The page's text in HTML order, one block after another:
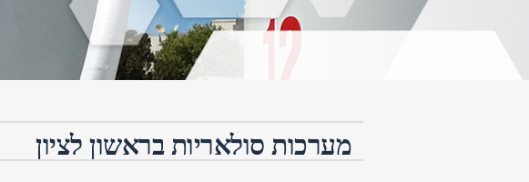
מערכות סולאריות בראשון לציון